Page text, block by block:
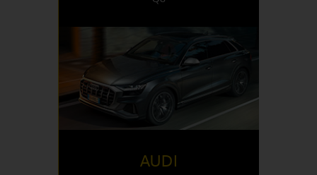
DISPONIBLE EN
Italy
AUDI